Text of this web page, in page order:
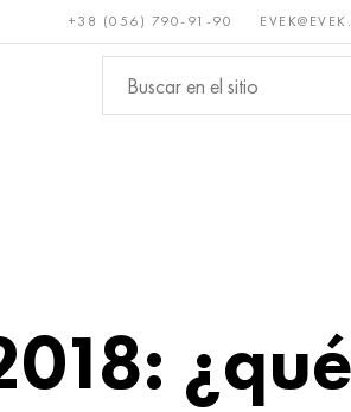
+38 (056) 790-91-90
Metales no
ferrosos
¿qué